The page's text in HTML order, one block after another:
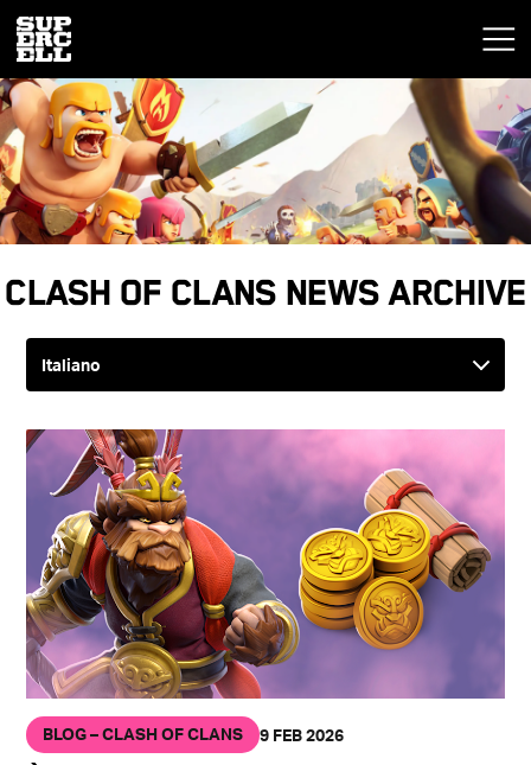
Clash of Clans News Archive
BLOG – CLASH OF CLANS 9 FEB 2026